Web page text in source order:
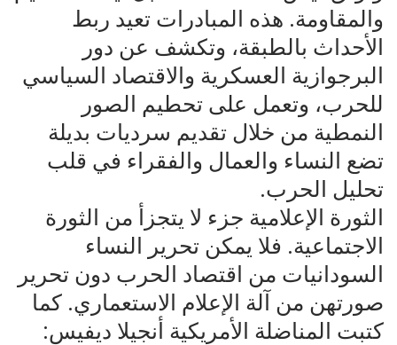
والمقاومة. هذه المبادرات تعيد ربط
الأحداث بالطبقة، وتكشف عن دور
البرجوازية العسكرية والاقتصاد السياسي
للحرب، وتعمل على تحطيم الصور
النمطية من خلال تقديم سرديات بديلة
تضع النساء والعمال والفقراء في قلب
تحليل الحرب.
الثورة الإعلامية جزء لا يتجزأ من الثورة
الاجتماعية. فلا يمكن تحرير النساء
السودانيات من اقتصاد الحرب دون تحرير
صورتهن من آلة الإعلام الاستعماري. كما
كتبت المناضلة الأمريكية أنجيلا ديفيس: